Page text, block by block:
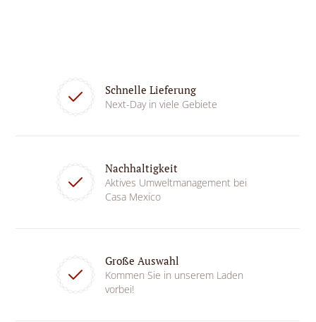
Schnelle Lieferung
Next-Day in viele Gebiete
Nachhaltigkeit
Aktives Umweltmanagement bei
Casa Mexico
Große Auswahl
Kommen Sie in unserem Laden
vorbei!